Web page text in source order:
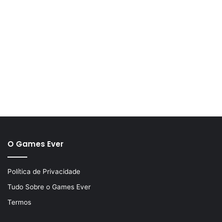
O Games Ever
Política de Privacidade
Tudo Sobre o Games Ever
Termos